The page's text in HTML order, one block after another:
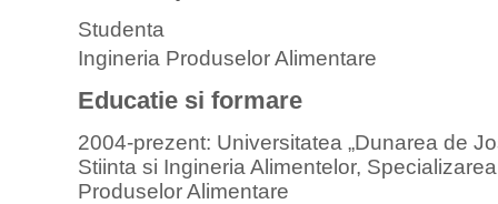
Studenta
Ingineria Produselor Alimentare
Educatie si formare
2004-prezent: Universitatea „Dunarea de
Stiinta si Ingineria Alimentelor,
Produselor Alimentare